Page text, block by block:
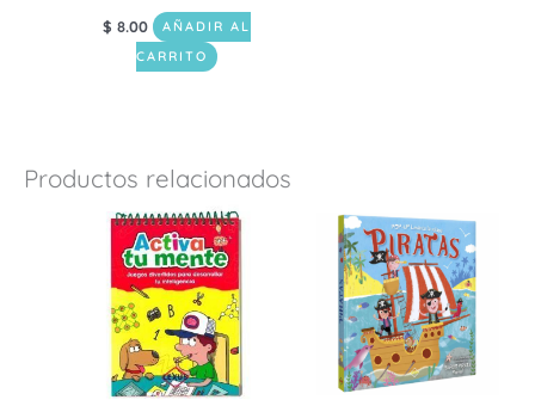
$ 8.00
AÑADIR AL
CARRITO
Productos relacionados